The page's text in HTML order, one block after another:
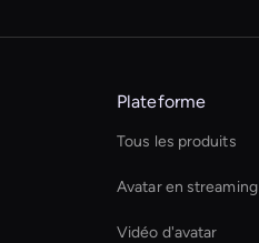
Plateforme
Tous les produits
Avatar en streaming
Vidéo d'avatar